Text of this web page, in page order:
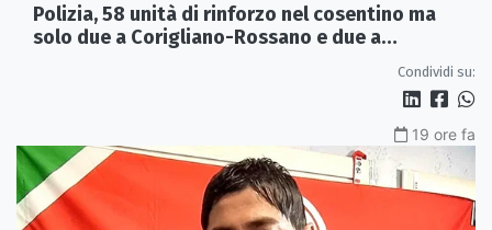
Polizia, 58 unità di rinforzo nel cosentino ma
solo due a Corigliano-Rossano e due a
Condividi su:
19 ore fa